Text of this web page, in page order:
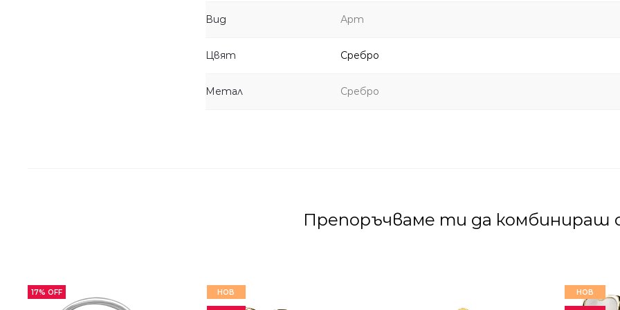
Вид Арт
Цвят Сребро
Метал Сребро
Препоръчваме ти да комбинираш
17% OFF НОВ НОВ